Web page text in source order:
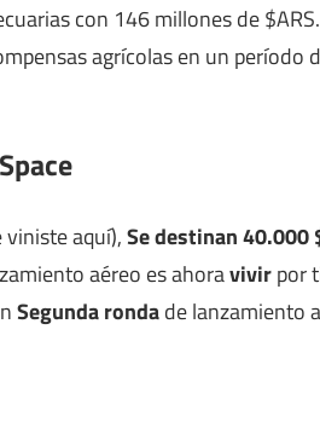
con 146 millones de
agrícolas en un período
aquí),Se destinan 40.000
aéreo es ahoravivirpor
Segunda rondade lanzamiento